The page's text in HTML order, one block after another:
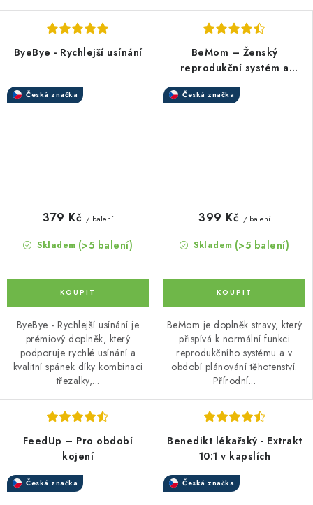
ByeBye - Rychlejší usínání
Česká značka
Skladem (>5 balení)
379 Kč / balení
ByeBye - Rychlejší usínání je
prémiový doplněk, který
podporuje rychlé usínání a
kvalitní spánek díky kombinaci
třezalky,...
BeMom – Ženský
reprodukční systém a
Česká značka
Skladem (>5 balení)
399 Kč / balení
BeMom je doplněk stravy, který
přispívá k normální funkci
reprodukčního systému a v
období plánování těhotenství.
Přírodní...
FeedUp – Pro období
kojení
Česká značka
Benedikt lékařský - Extrakt
10:1 v kapslích
Česká značka